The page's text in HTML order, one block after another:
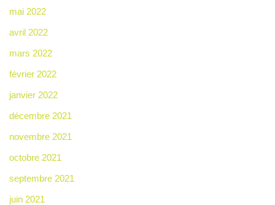
mai 2022
avril 2022
mars 2022
février 2022
janvier 2022
décembre 2021
novembre 2021
octobre 2021
septembre 2021
juin 2021